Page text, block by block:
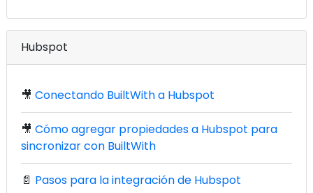
Hubspot
🎥 Conectando BuiltWith a Hubspot
🎥 Cómo agregar propiedades a Hubspot para
sincronizar con BuiltWith
📄 Pasos para la integración de Hubspot